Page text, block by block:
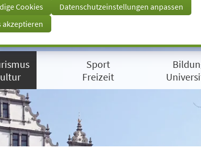
Cookies
Datenschutzeinstellungen anpassen
akzeptieren
Sport
Freizeit